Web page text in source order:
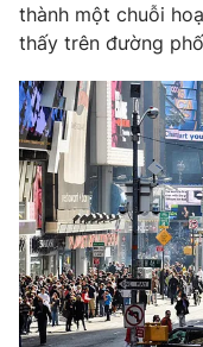
THỜI BÁO VTV
Theo dõi báo trên
Cơ quan chủ quản:Đài
Cơ quan báo chí:Thời
Giấy phép hoạt động
cấp ngày 29/12/2023
thành một chuỗi
thấy trên đường